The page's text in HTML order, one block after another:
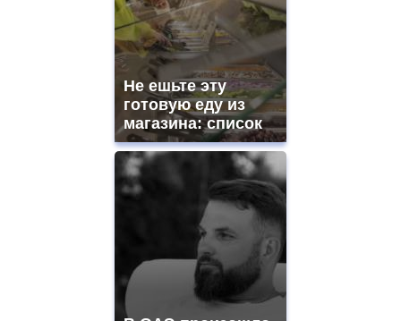
Не ешьте эту
готовую еду из
магазина: список